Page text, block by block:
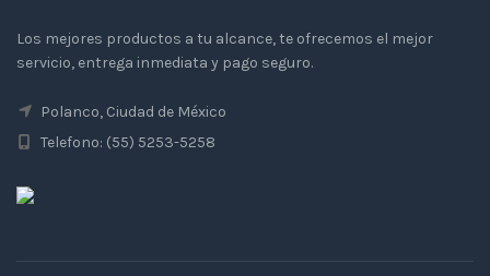
Los mejores productos a tu alcance, te ofrecemos el mejor
servicio, entrega inmediata y pago seguro.
Polanco, Ciudad de México
Telefono: (55) 5253-5258